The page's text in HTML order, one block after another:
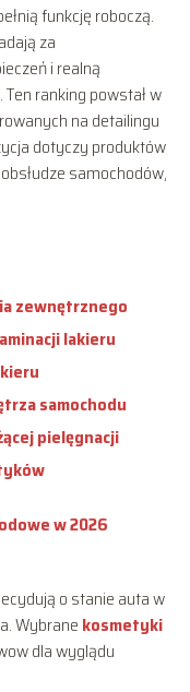
funkcję roboczą.
za
i realną
ranking powstał w
na detailingu
dotyczy produktów
samochodów,
zewnętrznego
lakieru
samochodu
pielęgnacji
w 2026
o stanie auta w
Wybrane kosmetyki
dla wyglądu